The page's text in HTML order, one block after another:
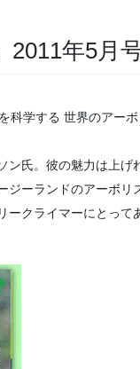
2011年5月
科学する 世界のアーボ
ン氏。彼の魅力は上げ
ジーランドのアーボリ
ークライマーにとって